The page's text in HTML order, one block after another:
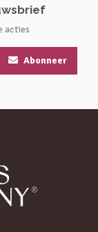
acties
Abonneer